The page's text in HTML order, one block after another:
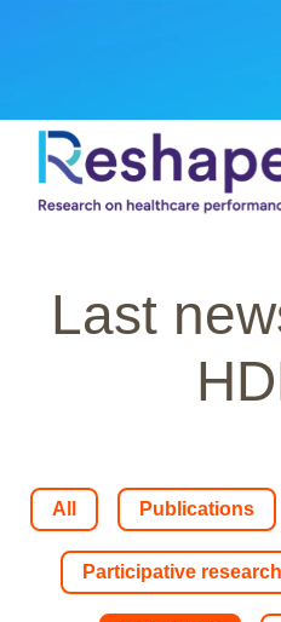
Last
All Publications
Participative research